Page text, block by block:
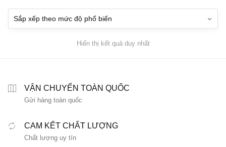
Hiển thị kết quả duy nhất
VẬN CHUYỂN TOÀN QUỐC
Gửi hàng toàn quốc
CAM KẾT CHẤT LƯỢNG
Chất lượng uy tín